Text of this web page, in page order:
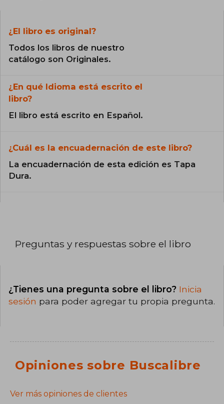
¿El libro es original?
Todos los libros de nuestro
catálogo son Originales.
¿En qué Idioma está escrito el
libro?
El libro está escrito en Español.
¿Cuál es la encuadernación de este libro?
La encuadernación de esta edición es Tapa
Dura.
Preguntas y respuestas sobre el libro
¿Tienes una pregunta sobre el libro? Inicia
sesión para poder agregar tu propia pregunta.
Opiniones sobre Buscalibre
Ver más opiniones de clientes